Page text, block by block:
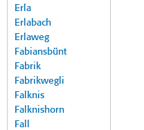
Erla
Erlabach
Erlaweg
Fabiansbünt
Fabrik
Fabrikwegli
Falknis
Falknishorn
Fall